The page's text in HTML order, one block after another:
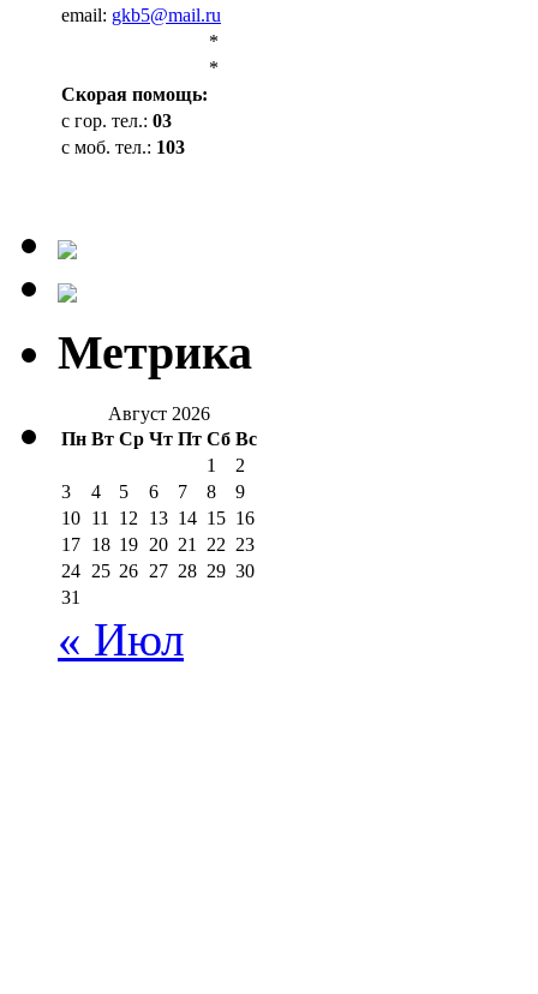
email: gkb5@mail.ru
*
*
Cкорая помощь:
с гор. тел.: 03
с моб. тел.: 103
Метрика
Август 2026
Пн Вт Ср Чт Пт Сб Вс
1
2
3
4 5 6 7 8
9
10 11 12 13 14 15 16
17 18 19 20 21 22 23
24 25 26 27 28 29 30
31
« Июл